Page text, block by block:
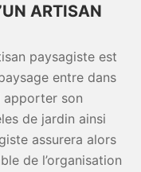
ARTISAN
paysagiste est
entre dans
apporter son
de jardin ainsi
assurera alors
de l’organisation